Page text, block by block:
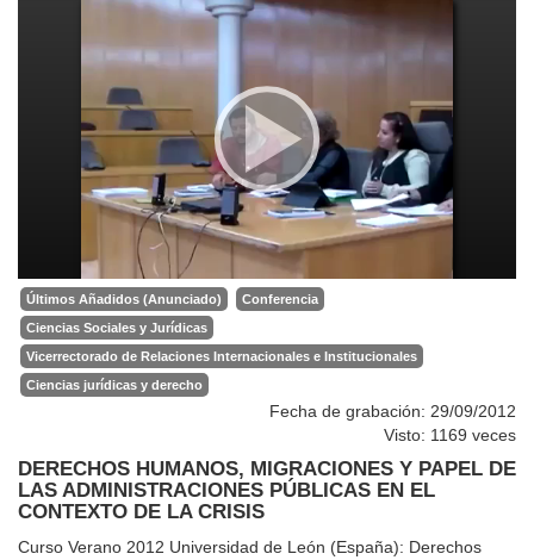
Últimos Añadidos (Anunciado)
Conferencia
Ciencias Sociales y Jurídicas
Vicerrectorado de Relaciones Internacionales e Institucionales
Ciencias jurídicas y derecho
Fecha de grabación: 29/09/2012
Visto: 1169 veces
DERECHOS HUMANOS, MIGRACIONES Y PAPEL DE
LAS ADMINISTRACIONES PÚBLICAS EN EL
CONTEXTO DE LA CRISIS
Curso Verano 2012 Universidad de León (España): Derechos